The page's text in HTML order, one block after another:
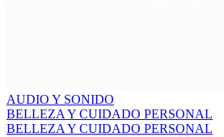
AUDIO Y SONIDO
BELLEZA Y CUIDADO PERSONAL
BELLEZA Y CUIDADO PERSONAL